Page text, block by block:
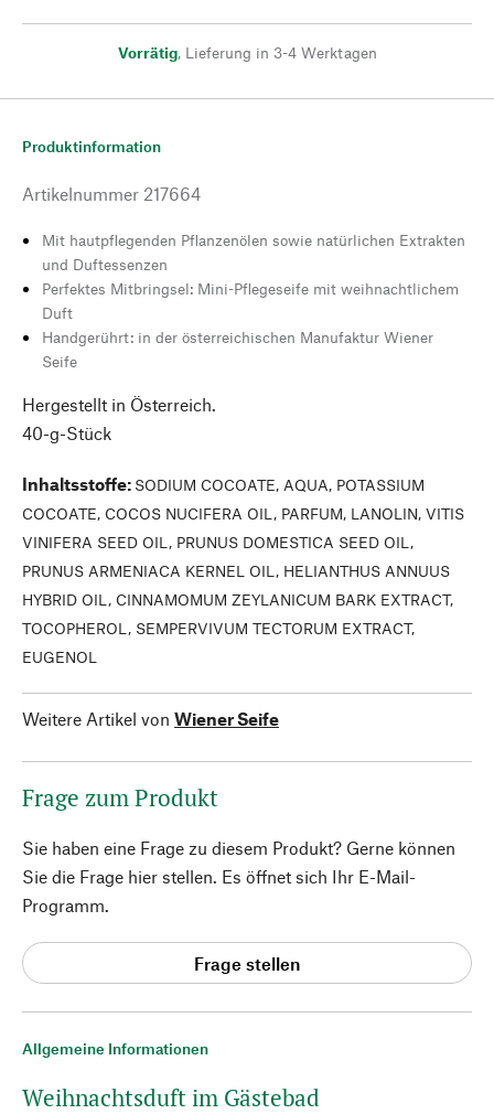
Vorrätig, Lieferung in 3-4 Werktagen
Allgemeine Informationen
Weihnachtsduft im Gästebad
Produktinformation
Artikelnummer 217664
Mit hautpflegenden Pflanzenölen sowie natürlichen Extrakten
und Duftessenzen
Perfektes Mitbringsel: Mini-Pflegeseife mit weihnachtlichem
Duft
Handgerührt: in der österreichischen Manufaktur Wiener
Seife
Hergestellt in Österreich.
40-g-Stück
Inhaltsstoffe: SODIUM COCOATE, AQUA, POTASSIUM
COCOATE, COCOS NUCIFERA OIL, PARFUM, LANOLIN, VITIS
VINIFERA SEED OIL, PRUNUS DOMESTICA SEED OIL,
PRUNUS ARMENIACA KERNEL OIL, HELIANTHUS ANNUUS
HYBRID OIL, CINNAMOMUM ZEYLANICUM BARK EXTRACT,
TOCOPHEROL, SEMPERVIVUM TECTORUM EXTRACT,
EUGENOL
Weitere Artikel von Wiener Seife
Frage zum Produkt
Sie haben eine Frage zu diesem Produkt? Gerne können
Sie die Frage hier stellen. Es öffnet sich Ihr E-Mail-
Programm.
Frage stellen